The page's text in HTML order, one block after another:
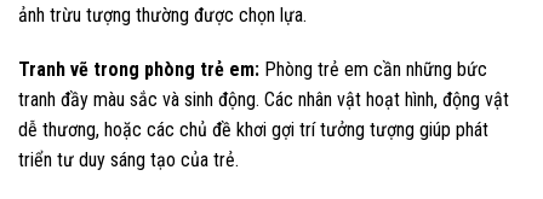
ảnh trừu tượng thường được chọn lựa.
Tranh vẽ trong phòng trẻ em: Phòng trẻ em cần những bức
tranh đầy màu sắc và sinh động. Các nhân vật hoạt hình, động vật
dễ thương, hoặc các chủ đề khơi gợi trí tưởng tượng giúp phát
triển tư duy sáng tạo của trẻ.